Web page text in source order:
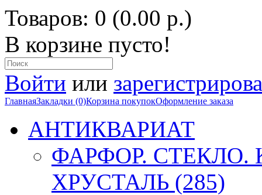
Товаров: 0 (0.00 р.)
В корзине пусто!
Войти или
ГлавнаяЗакладки (0)Корзина покупокОформление заказа
АНТИКВАРИАТ
ФАРФОР.
ХРУСТАЛЬ (285)